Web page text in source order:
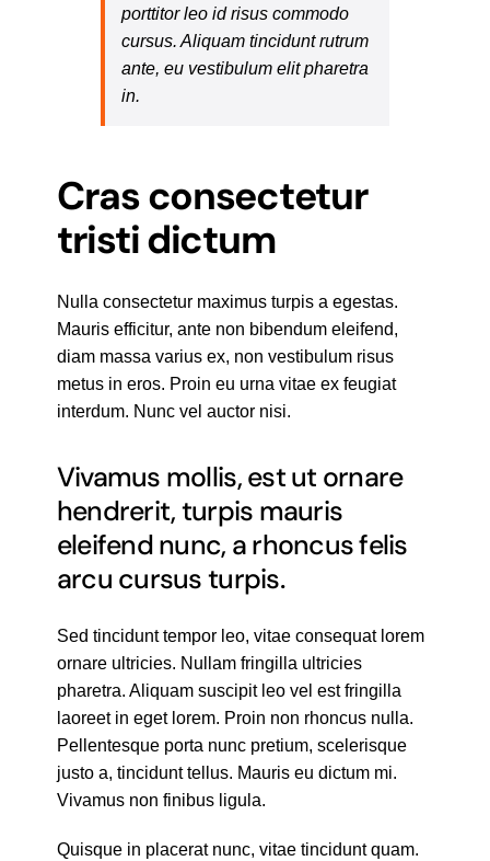
porttitor leo id risus commodo
cursus. Aliquam tincidunt rutrum
ante, eu vestibulum elit pharetra
in.
Cras consectetur
tristi dictum
Nulla consectetur maximus turpis a egestas.
Mauris efficitur, ante non bibendum eleifend,
diam massa varius ex, non vestibulum risus
metus in eros. Proin eu urna vitae ex feugiat
interdum. Nunc vel auctor nisi.
Vivamus mollis, est ut ornare
hendrerit, turpis mauris
eleifend nunc, a rhoncus felis
arcu cursus turpis.
Sed tincidunt tempor leo, vitae consequat lorem
ornare ultricies. Nullam fringilla ultricies
pharetra. Aliquam suscipit leo vel est fringilla
laoreet in eget lorem. Proin non rhoncus nulla.
Pellentesque porta nunc pretium, scelerisque
justo a, tincidunt tellus. Mauris eu dictum mi.
Vivamus non finibus ligula.
Quisque in placerat nunc, vitae tincidunt quam.